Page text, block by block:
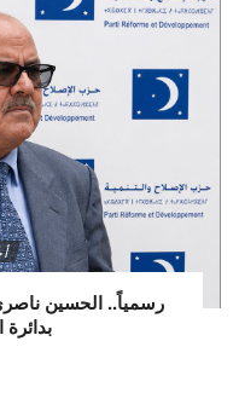
رسمياً.. الحسين